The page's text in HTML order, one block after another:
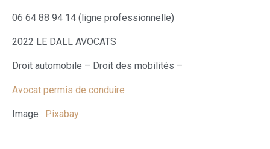
06 64 88 94 14 (ligne professionnelle)
2022 LE DALL AVOCATS
Droit automobile – Droit des mobilités –
Avocat permis de conduire
Image : Pixabay